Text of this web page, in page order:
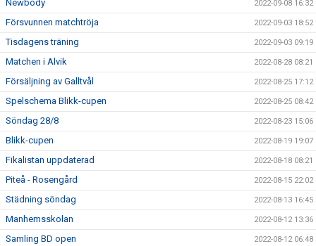
Newbody 2022-09-08 16:32
Försvunnen matchtröja 2022-09-03 18:52
Tisdagens träning 2022-09-03 09:19
Matchen i Alvik 2022-08-28 08:21
Försäljning av Galltvål 2022-08-25 17:12
Spelschema Blikk-cupen 2022-08-25 08:42
Söndag 28/8 2022-08-23 15:06
Blikk-cupen 2022-08-19 19:07
Fikalistan uppdaterad 2022-08-18 08:21
Piteå - Rosengård 2022-08-15 22:02
Städning söndag 2022-08-13 16:45
Manhemsskolan 2022-08-12 13:36
Samling BD open 2022-08-12 06:48